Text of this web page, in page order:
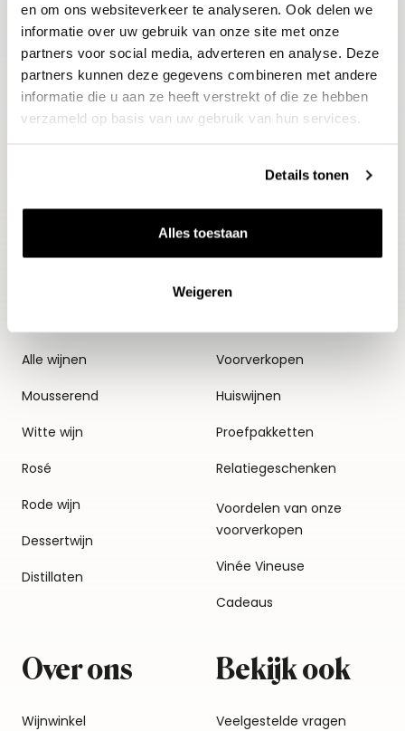
en om ons websiteverkeer te analyseren. Ook delen we
informatie over uw gebruik van onze site met onze
partners voor social media, adverteren en analyse. Deze
partners kunnen deze gegevens combineren met andere
informatie die u aan ze heeft verstrekt of die ze hebben
verzameld op basis van uw gebruik van hun services.
Details tonen
Alles toestaan
Weigeren
E-mailadres
Aanmelden
Alle wijnen
Mousserend
Witte wijn
Rosé
Rode wijn
Dessertwijn
Distillaten
Thema's
Voorverkopen
Huiswijnen
Proefpakketten
Relatiegeschenken
Voordelen van onze
voorverkopen
Vinée Vineuse
Cadeaus
Over ons
Wijnwinkel
Bekijk ook
Veelgestelde vragen